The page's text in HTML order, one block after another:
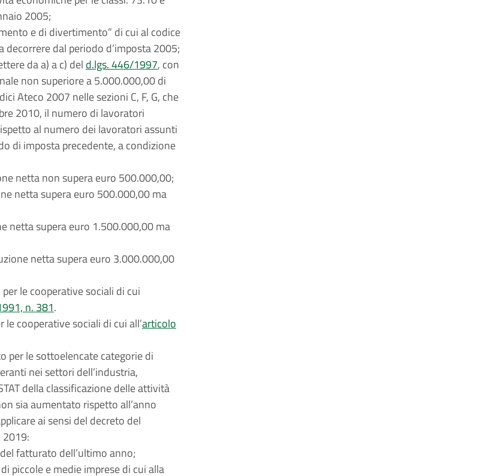
2005;
e di divertimento” di cui al codice
decorrere dal periodo d’imposta 2005;
da a) a c) del d.lgs. 446/1997, con
non superiore a 5.000.000,00 di
Ateco 2007 nelle sezioni C, F, G, che
2010, il numero di lavoratori
al numero dei lavoratori assunti
di imposta precedente, a condizione
netta non supera euro 500.000,00;
netta supera euro 500.000,00 ma
netta supera euro 1.500.000,00 ma
netta supera euro 3.000.000,00
le cooperative sociali di cui
n. 381.
le cooperative sociali di cui all’articolo
per le sottoelencate categorie di
nei settori dell’industria,
della classificazione delle attività
sia aumentato rispetto all’anno
ai sensi del decreto del
fatturato dell’ultimo anno;
piccole e medie imprese di cui alla